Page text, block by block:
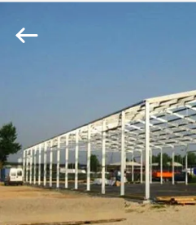
ПРОДУКТЫ
РОЛИКИ
Engineering
Co.,Ltd.